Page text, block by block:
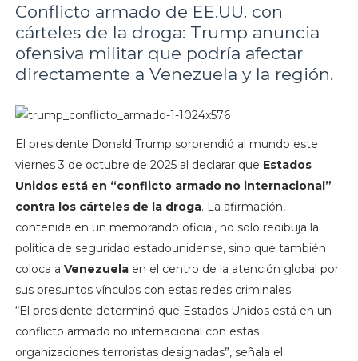
Conflicto armado de EE.UU. con
cárteles de la droga: Trump anuncia
ofensiva militar que podría afectar
directamente a Venezuela y la región.
El presidente Donald Trump sorprendió al mundo este
viernes 3 de octubre de 2025 al declarar que Estados
Unidos está en “conflicto armado no internacional”
contra los cárteles de la droga. La afirmación,
contenida en un memorando oficial, no solo redibuja la
política de seguridad estadounidense, sino que también
coloca a Venezuelaen el centro de la atención global por
sus presuntos vínculos con estas redes criminales.
“El presidente determinó que Estados Unidos está en un
conflicto armado no internacional con estas
organizaciones terroristas designadas”, señala el